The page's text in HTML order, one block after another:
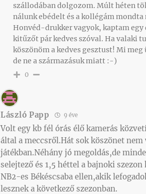
szállodában dolgozom. Múlt héten
nálunk ebédelt és a kollégám mondta
Honvéd-drukker vagyok, kaptam
kitűzőt pár kedves szóval. Ha valaki
köszönöm a kedves gesztust! Mi meg
de ne a származásuk miatt :-)
0
László Papp 9 éve
Volt egy kb fél órás élő kamerás
által a meccsről.Hát sok köszönet
játékban.Néhány jó megoldás,de
selejtező és 1,5 héttel a bajnoki szezon
NB2-es Békéscsaba ellen,akik
lesznek a következő szezonban.